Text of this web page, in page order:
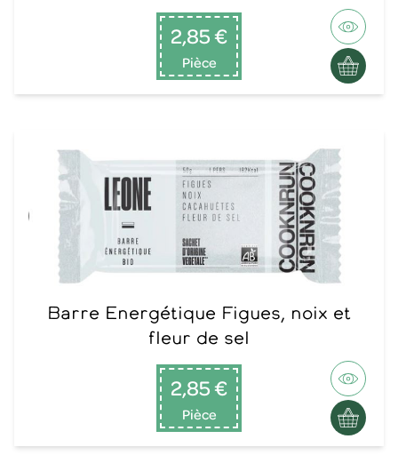
2,85 €
Pièce
Barre Energétique Figues, noix et
fleur de sel
2,85 €
Pièce